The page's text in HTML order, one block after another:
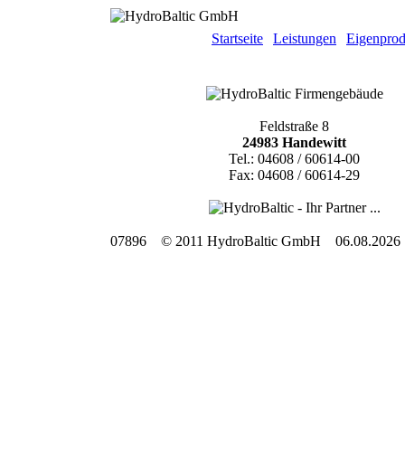
Startseite Leistungen
Feldstraße 8
24983 Handewitt
Tel.: 04608 / 60614-00
Fax: 04608 / 60614-29
07896 © 2011 HydroBaltic GmbH 06.08.2026